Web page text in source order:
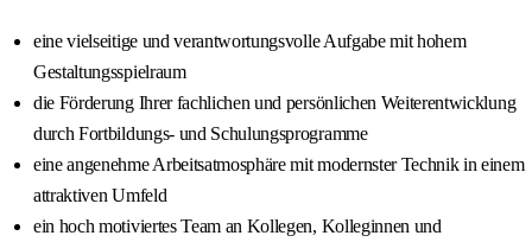
eine vielseitige und verantwortungsvolle Aufgabe mit hohem
Gestaltungsspielraum
die Förderung Ihrer fachlichen und persönlichen Weiterentwicklung
durch Fortbildungs- und Schulungsprogramme
eine angenehme Arbeitsatmosphäre mit modernster Technik in einem
attraktiven Umfeld
ein hoch motiviertes Team an Kollegen, Kolleginnen und